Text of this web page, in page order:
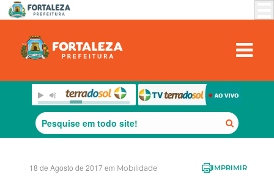
18 de Agosto de 2017 em Mobilidade IMPRIMIR